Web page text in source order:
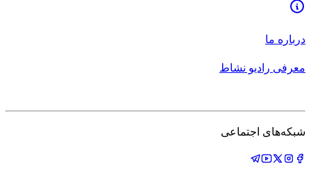
درباره ما
معرفی رادیو نشاط
شبکه‌های اجتماعی